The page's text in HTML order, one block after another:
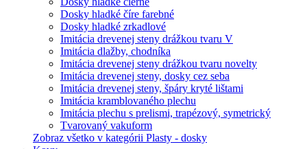
Dosky hladké číre farebné
Dosky hladké zrkadlové
Imitácia drevenej steny drážkou tvaru V
Imitácia dlažby, chodníka
Imitácia drevenej steny drážkou tvaru novelty
Imitácia drevenej steny, dosky cez seba
Imitácia drevenej steny, špáry kryté lištami
Imitácia kramblovaného plechu
Imitácia plechu s prelismi, trapézový, symetrický
Tvarovaný vakuform
Zobraz všetko v kategórii Plasty - dosky